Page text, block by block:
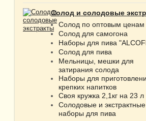
Солод и солодовые
Солод по оптовым ценам
Солод для самогона
Наборы для пива
Солод для пива
Мельницы, мешки для
затирания солода
Наборы для
крепких напитков
Своя кружка 2,1кг на 23 л
Солодовые и экстрактные
наборы для пива